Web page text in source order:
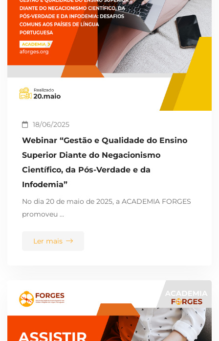
18/06/2025
Webinar “Gestão e Qualidade do Ensino
Superior Diante do Negacionismo
Científico, da Pós-Verdade e da
Infodemia”
No dia 20 de maio de 2025, a ACADEMIA FORGES
promoveu …
Ler mais